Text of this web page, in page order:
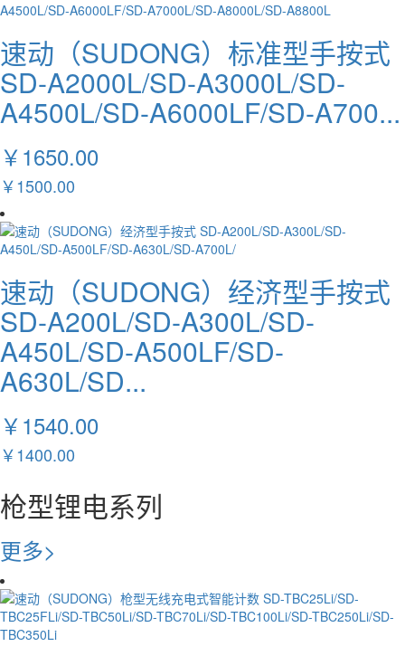
速动（SUDONG）标准型手按式
SD-A2000L/SD-A3000L/SD-
A4500L/SD-A6000LF/SD-A700...
￥1650.00
￥1500.00
速动（SUDONG）经济型手按式
SD-A200L/SD-A300L/SD-
A450L/SD-A500LF/SD-
A630L/SD...
￥1540.00
￥1400.00
枪型锂电系列
更多>